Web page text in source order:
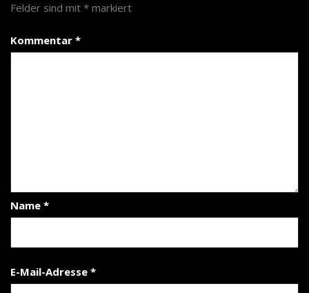
Felder sind mit * markiert
Kommentar *
Name *
E-Mail-Adresse *